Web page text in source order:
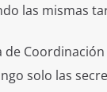
las mismas
solo las